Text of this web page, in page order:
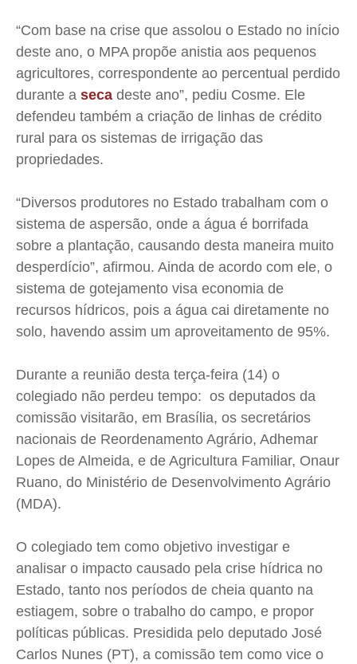
Jr Mignone (in memorian)
Wanda Sily
Expediente
Contato
Anuncie
Termos de Uso
Privacidade
Jr Mignone (in memorian)
Wanda Sily
Expediente
Contato
Anuncie
Termos de Uso
Privacidade
Jr Mignone (in memorian)
Wanda Sily
Expediente
Contato
Anuncie
Termos de Uso
Privacidade
Jr Mignone (in memorian)
Wanda Sily
Expediente
Contato
Anuncie
Termos de Uso
Privacidade
“Com base na crise que assolou o Estado no início
deste ano, o MPA propõe anistia aos pequenos
agricultores, correspondente ao percentual perdido
durante a seca deste ano”, pediu Cosme. Ele
defendeu também a criação de linhas de crédito
rural para os sistemas de irrigação das
propriedades.
“Diversos produtores no Estado trabalham com o
sistema de aspersão, onde a água é borrifada
sobre a plantação, causando desta maneira muito
desperdício”, afirmou. Ainda de acordo com ele, o
sistema de gotejamento visa economia de
recursos hídricos, pois a água cai diretamente no
solo, havendo assim um aproveitamento de 95%.
Durante a reunião desta terça-feira (14) o
colegiado não perdeu tempo: os deputados da
comissão visitarão, em Brasília, os secretários
nacionais de Reordenamento Agrário, Adhemar
Lopes de Almeida, e de Agricultura Familiar, Onaur
Ruano, do Ministério de Desenvolvimento Agrário
(MDA).
O colegiado tem como objetivo investigar e
analisar o impacto causado pela crise hídrica no
Estado, tanto nos períodos de cheia quanto na
estiagem, sobre o trabalho do campo, e propor
políticas públicas. Presidida pelo deputado José
Carlos Nunes (PT), a comissão tem como vice o